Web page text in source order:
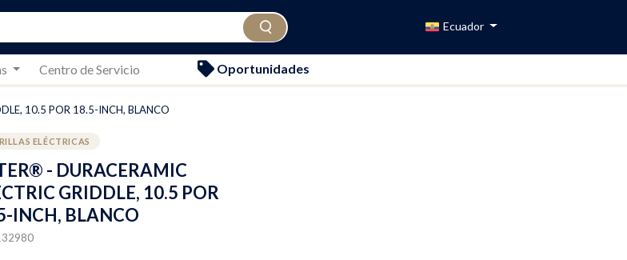
Ecuador
Centro de Servicio Oportunidades
10.5 POR 18.5-INCH, BLANCO
ELÉCTRICAS
- DURACERAMIC
GRIDDLE, 10.5 POR
INCH, BLANCO